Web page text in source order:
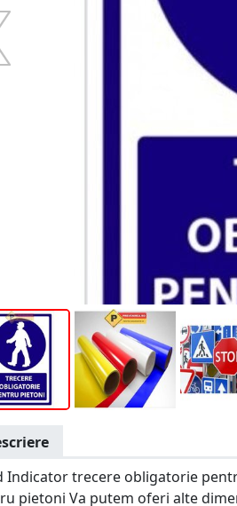
Indicator trecere obligatorie
pietoni Va putem oferi alte